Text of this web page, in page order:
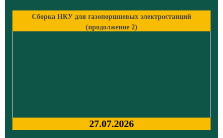
Сборка НКУ для газопоршневых электростанций
(продолжение 2)
27.07.2026